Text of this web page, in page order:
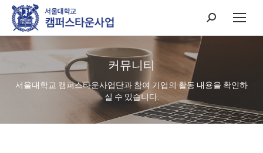
Search:
커뮤니티
서울대학교 캠퍼스타운사업단과 참여 기업의 활동 내용을 확인하
실 수 있습니다.